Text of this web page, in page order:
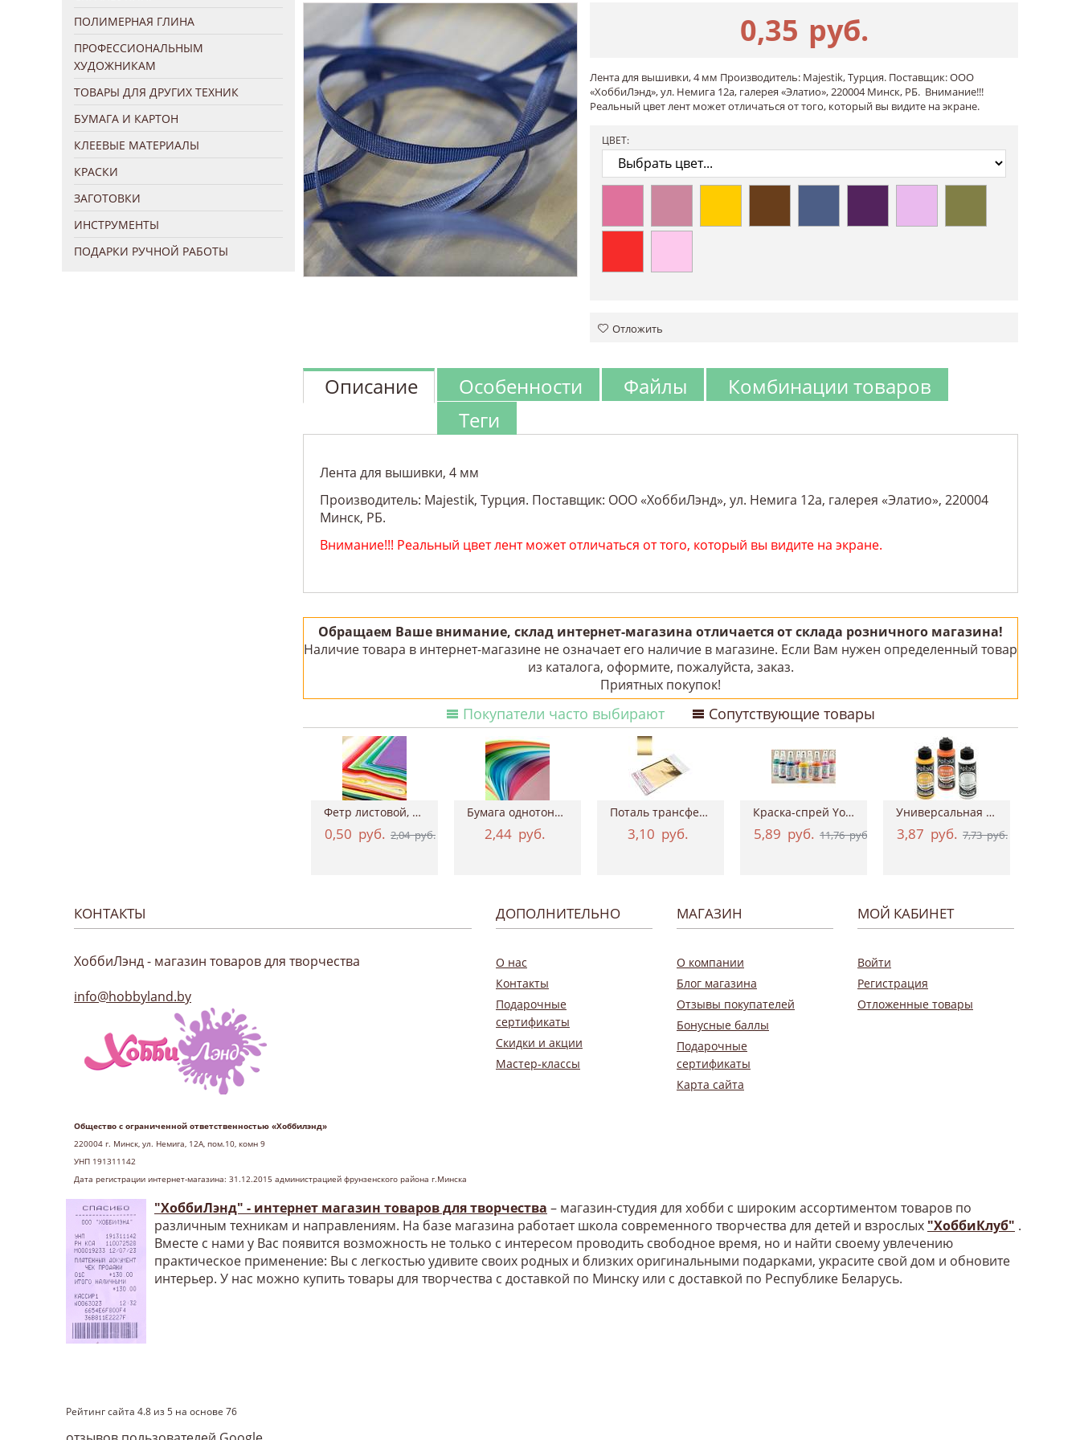
ПОЛИМЕРНАЯ ГЛИНА
ПРОФЕССИОНАЛЬНЫМ
ХУДОЖНИКАМ
ТОВАРЫ ДЛЯ ДРУГИХ ТЕХНИК
БУМАГА И КАРТОН
КЛЕЕВЫЕ МАТЕРИАЛЫ
КРАСКИ
ЗАГОТОВКИ
ИНСТРУМЕНТЫ
ПОДАРКИ РУЧНОЙ РАБОТЫ
0,35 руб.
Лента для вышивки, 4 мм Производитель: Majestik, Турция. Поставщик: ООО
«ХоббиЛэнд», ул. Немига 12а, галерея «Элатио», 220004 Минск, РБ. Внимание!!!
Реальный цвет лент может отличаться от того, который вы видите на экране.
ЦВЕТ:
Отложить
Описание Особенности Файлы
Комбинации товаров
Теги
Лента для вышивки, 4 мм
Производитель: Majestik, Турция. Поставщик: ООО «ХоббиЛэнд», ул. Немига 12а, галерея «Элатио», 220004
Минск, РБ.
Внимание!!! Реальный цвет лент может отличаться от того, который вы видите на экране.
Обращаем Ваше внимание, склад интернет-магазина отличается от склада розничного магазина!
Наличие товара в интернет-магазине не означает его наличие в магазине. Если Вам нужен определенный товар
из каталога, оформите, пожалуйста, заказ.
Приятных покупок!
Покупатели часто выбирают Сопутствующие товары
Фетр листовой, 20х30 см, толщина 2 мм
0,50 руб. 2,04руб.
Бумага однотонная двухсторонняя, 50х70 см...
2,44 руб.
Поталь трансферная Geronimo, 15*100 см ТАИР
3,10 руб.
Краска-спрей Your Fashion Spray Fabric Pa...
5,89 руб. 11,76руб.
Универсальная акриловая краска Hybrid Ac...
3,87 руб. 7,73руб.
КОНТАКТЫ
ХоббиЛэнд - магазин товаров для творчества
info@hobbyland.by
Общество с ограниченной ответственностью «Хоббилэнд»
220004 г. Минск, ул. Немига, 12А, пом.10, комн 9
УНП 191311142
Дата регистрации интернет-магазина: 31.12.2015 администрацией фрунзенского района г.Минска
ДОПОЛНИТЕЛЬНО
О нас
Контакты
Подарочные
сертификаты
Скидки и акции
Мастер-классы
МАГАЗИН
О компании
Блог магазина
Отзывы покупателей
Бонусные баллы
Подарочные
сертификаты
Карта сайта
МОЙ КАБИНЕТ
Войти
Регистрация
Отложенные товары
"ХоббиЛэнд" - интернет магазин товаров для творчества – магазин-студия для хобби с широким ассортиментом товаров по
различным техникам и направлениям. На базе магазина работает школа современного творчества для детей и взрослых "ХоббиКлуб" .
Вместе с нами у Вас появится возможность не только с интересом проводить свободное время, но и найти своему увлечению
практическое применение: Вы с легкостью удивите своих родных и близких оригинальными подарками, украсите свой дом и обновите
интерьер. У нас можно купить товары для творчества с доставкой по Минску или с доставкой по Республике Беларусь.
Рейтинг сайта 4.8 из5 на основе 76